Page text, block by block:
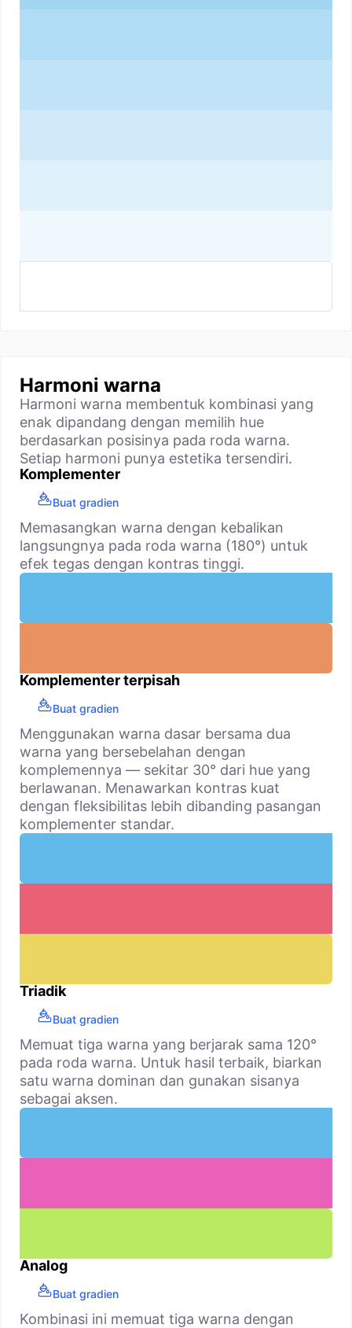
Harmoni warna
Harmoni warna membentuk kombinasi yang
enak dipandang dengan memilih hue
berdasarkan posisinya pada roda warna.
Setiap harmoni punya estetika tersendiri.
Komplementer
Buat gradien
Memasangkan warna dengan kebalikan
langsungnya pada roda warna (180°) untuk
efek tegas dengan kontras tinggi.
Komplementer terpisah
Buat gradien
Menggunakan warna dasar bersama dua
warna yang bersebelahan dengan
komplemennya — sekitar 30° dari hue yang
berlawanan. Menawarkan kontras kuat
dengan fleksibilitas lebih dibanding pasangan
komplementer standar.
Triadik
Buat gradien
Memuat tiga warna yang berjarak sama 120°
pada roda warna. Untuk hasil terbaik, biarkan
satu warna dominan dan gunakan sisanya
sebagai aksen.
Analog
Buat gradien
Kombinasi ini memuat tiga warna dengan